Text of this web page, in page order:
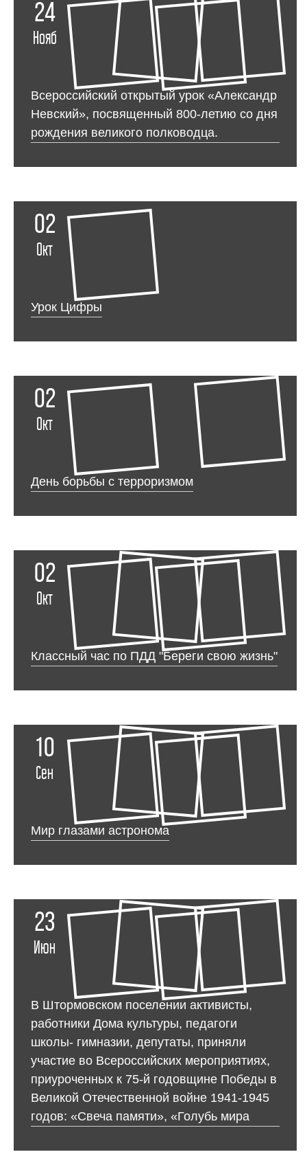
24
Нояб
Всероссийский открытый урок «Александр
Невский», посвященный 800-летию со дня
рождения великого полководца.
02
Окт
Урок Цифры
02
Окт
День борьбы с терроризмом
02
Окт
Классный час по ПДД "Береги свою жизнь"
10
Сен
Мир глазами астронома
23
Июн
В Штормовском поселении активисты,
работники Дома культуры, педагоги
школы- гимназии, депутаты, приняли
участие во Всероссийских мероприятиях,
приуроченных к 75-й годовщине Победы в
Великой Отечественной войне 1941-1945
годов: «Свеча памяти», «Голубь мира